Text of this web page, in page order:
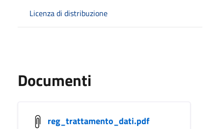
Licenza di distribuzione
Documenti
reg_trattamento_dati.pdf